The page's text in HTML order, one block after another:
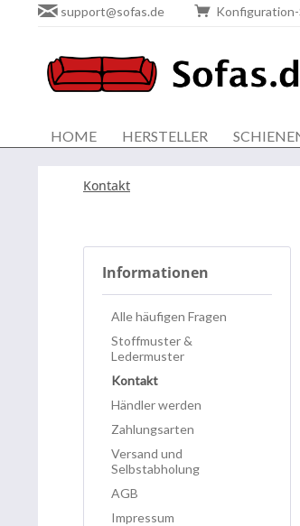
support@sofas.de
HOME HERSTELLER
Kontakt
Informationen
Alle häufigen Fragen
Stoffmuster &
Ledermuster
Kontakt
Händler werden
Zahlungsarten
Versand und
Selbstabholung
AGB
Impressum